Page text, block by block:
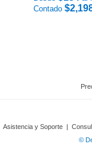
Contado
Asistencia y Soporte |
©